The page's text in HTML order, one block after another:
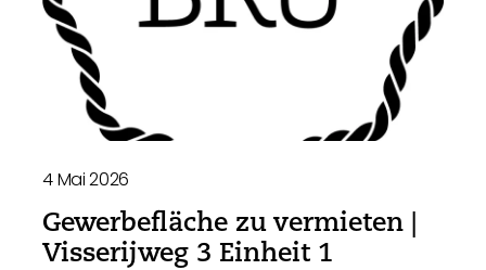
4 Mai 2026
Gewerbefläche zu vermieten |
Visserijweg 3 Einheit 1